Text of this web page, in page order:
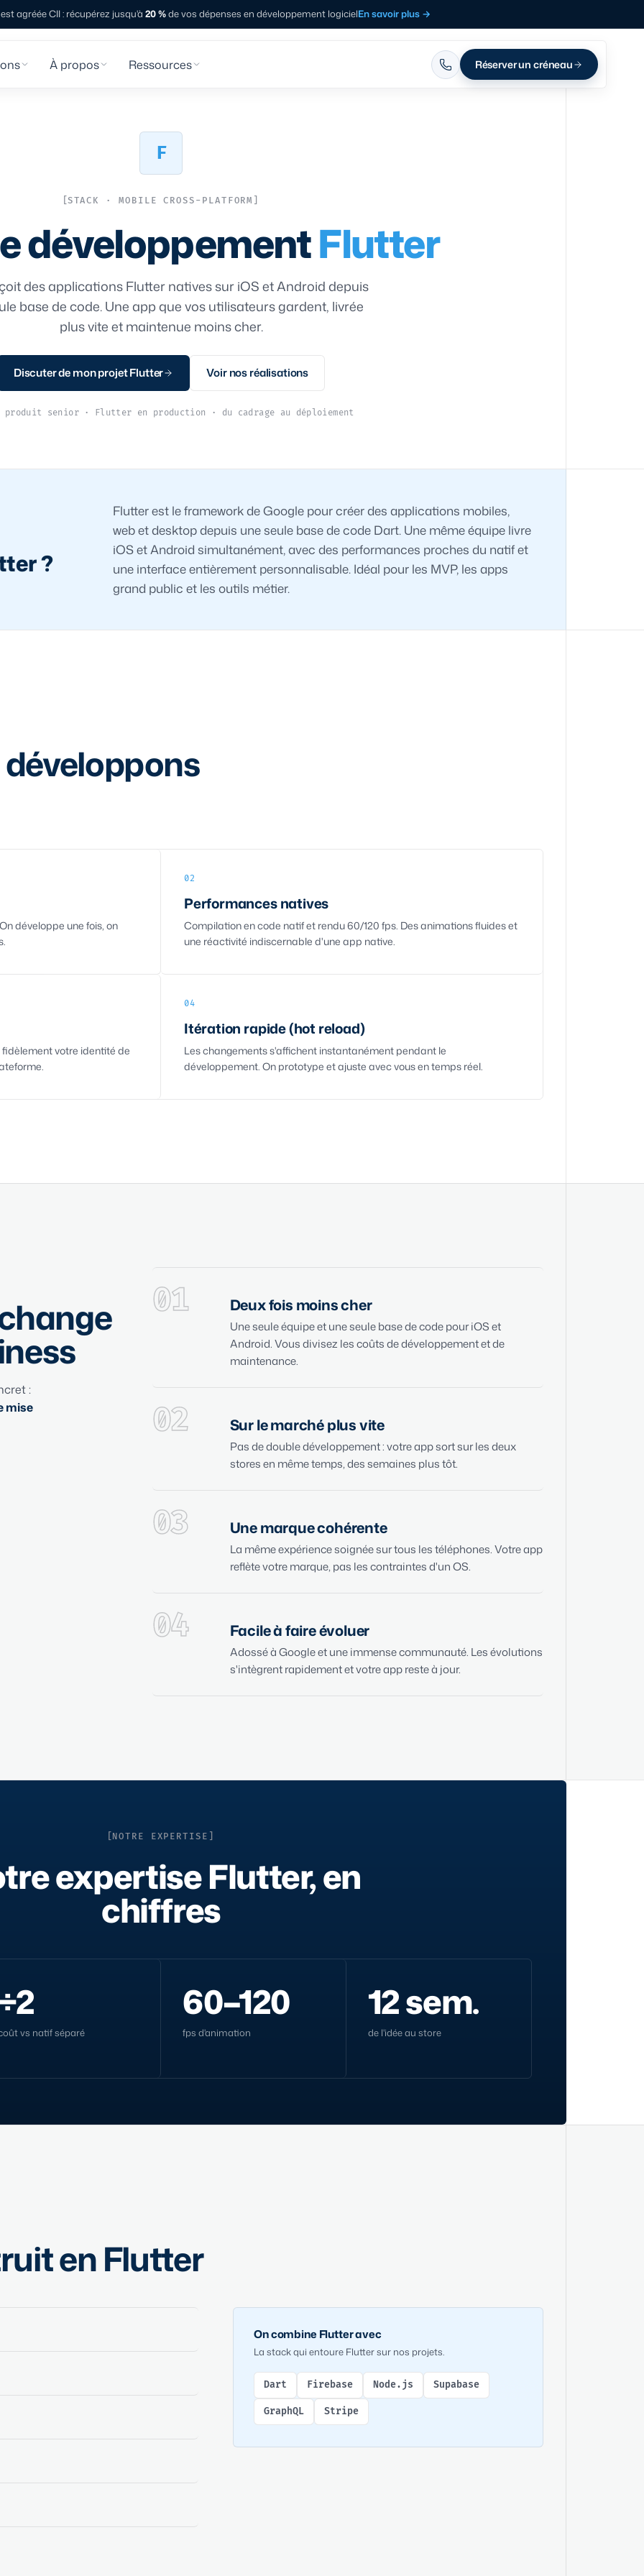
agréée CII : récupérez jusqu'à20 %de vos dépenses en développement logicielEn savoir plus →
À propos Ressources Réserver un créneau
F
STACK · MOBILE CROSS-PLATFORM
développementFlutter
des applications Flutter natives sur iOS et Android depuis
base de code. Une app que vos utilisateurs gardent, livrée
plus vite et maintenue moins cher.
Discuter de mon projet Flutter Voir nos réalisations
produit senior · Flutter en production · du cadrage au déploiement
?
Flutter est le framework de Google pour créer des applications mobiles,
web et desktop depuis une seule base de code Dart. Une même équipe livre
iOS et Android simultanément, avec des performances proches du natif et
une interface entièrement personnalisable. Idéal pour les MVP, les apps
grand public et les outils métier.
développe une fois, on
02
Performances natives
Compilation en code natif et rendu 60/120 fps. Des animations fluides et
une réactivité indiscernable d'une app native.
votre identité de
04
Itération rapide (hot reload)
Les changements s'affichent instantanément pendant le
développement. On prototype et ajuste avec vous en temps réel.
:
mise
01 Deux fois moins cher
Une seule équipe et une seule base de code pour iOS et
Android. Vous divisez les coûts de développement et de
maintenance.
02 Sur le marché plus vite
Pas de double développement : votre app sort sur les deux
stores en même temps, des semaines plus tôt.
03 Une marque cohérente
La même expérience soignée sur tous les téléphones. Votre app
reflète votre marque, pas les contraintes d'un OS.
04 Facile à faire évoluer
Adossé à Google et une immense communauté. Les évolutions
s'intègrent rapidement et votre app reste à jour.
NOTRE EXPERTISE
expertise Flutter, en
chiffres
vs natif séparé
60–120
fps d'animation
12 sem.
de l'idée au store
en Flutter
On combine Flutter avec
La stack qui entoure Flutter sur nos projets.
Dart Firebase Node.js Supabase
GraphQL Stripe